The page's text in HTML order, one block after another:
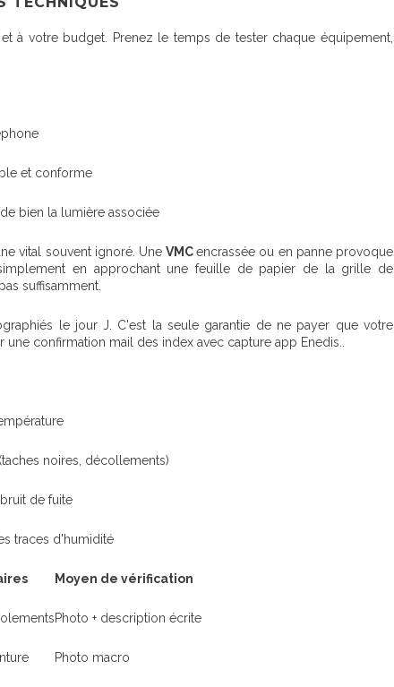
à votre budget. Prenez le temps de tester chaque équipement,
et conforme
bien la lumière associée
vital souvent ignoré. UneVMCencrassée ou en panne provoque
en approchant une feuille de papier de la grille de
suffisamment.
le jour J. C'est la seule garantie de ne payer que votre
confirmation mail des index avec capture app Enedis..
noires, décollements)
de fuite
traces d'humidité
Moyen de vérification
Photo + description écrite
Photo macro